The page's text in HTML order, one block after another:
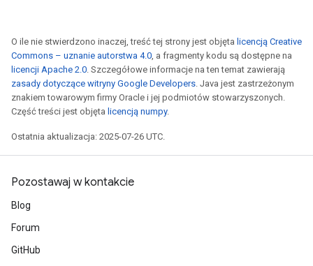
O ile nie stwierdzono inaczej, treść tej strony jest objęta licencją Creative
Commons – uznanie autorstwa 4.0, a fragmenty kodu są dostępne na
licencji Apache 2.0. Szczegółowe informacje na ten temat zawierają
zasady dotyczące witryny Google Developers. Java jest zastrzeżonym
znakiem towarowym firmy Oracle i jej podmiotów stowarzyszonych.
Część treści jest objęta licencją numpy.
Ostatnia aktualizacja: 2025-07-26 UTC.
Pozostawaj w kontakcie
Blog
Forum
GitHub